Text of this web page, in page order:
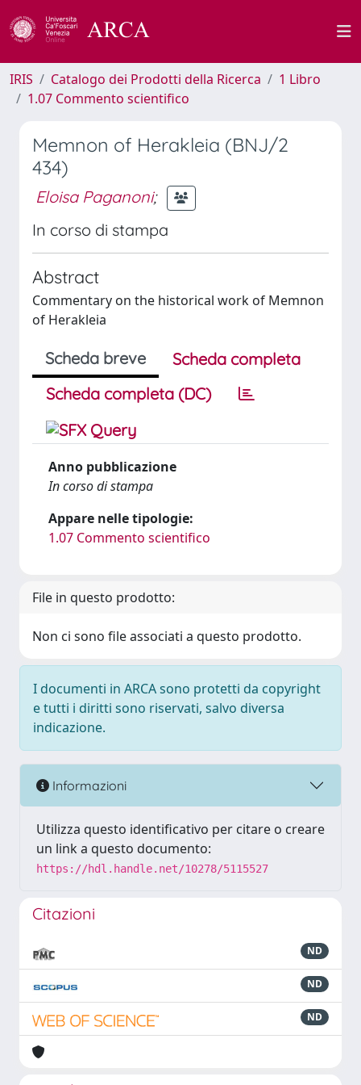
IRIS Catalogo dei Prodotti della Ricerca
1 Libro
1.07 Commento scientifico
Memnon of Herakleia (BNJ/2
434)
Eloisa Paganoni;
In corso di stampa
Abstract
Commentary on the historical work of Memnon
of Herakleia
Scheda breve
Scheda completa
Scheda completa (DC)
Anno pubblicazione
In corso di stampa
Appare nelle tipologie:
1.07 Commento scientifico
File in questo prodotto:
Non ci sono file associati a questo prodotto.
I documenti in ARCA sono protetti da copyright
e tutti i diritti sono riservati, salvo diversa
indicazione.
Informazioni
Utilizza questo identificativo per citare o creare
un link a questo documento:
https://hdl.handle.net/10278/5115527
Citazioni
ND
ND
ND